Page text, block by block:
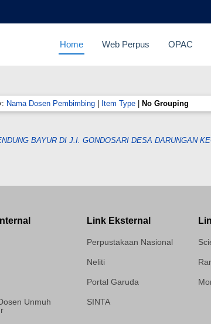
Home Web Perpus OPAC
Nama Dosen Pembimbing Item Type No Grouping
BAYUR DI J.I. GONDOSARI DESA DARUNGAN
Unmuh
Link Eksternal
Perpustakaan Nasional
Neliti
Portal Garuda
SINTA